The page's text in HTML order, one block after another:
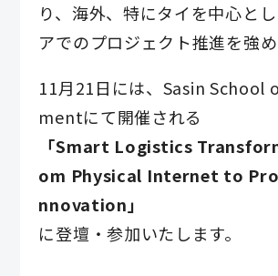
り、海外、特にタイを中心と
アでのプロジェクト推進を強め
11月21日には、Sasin School
mentにて開催される
「Smart Logistics
om Physical Internet to
nnovation」
に登壇・参加いたします。